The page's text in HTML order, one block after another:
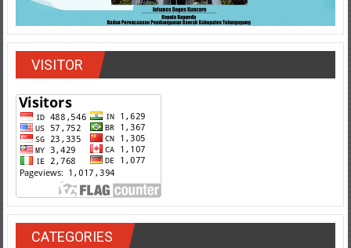
VISITOR
CATEGORIES